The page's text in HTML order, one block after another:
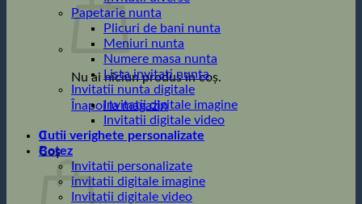
Nu ai niciun produs în coș.
Înapoi la magazin
0
Coș
Papetarie nunta
Plicuri de bani nunta
Meniuri nunta
Numere masa nunta
Lista invitati nunta
Invitatii nunta digitale
Invitatii digitale imagine
Invitatii digitale video
Cutii verighete personalizate
Botez
Invitatii personalizate
invitatii digitale imagine
Invitatii digitale video